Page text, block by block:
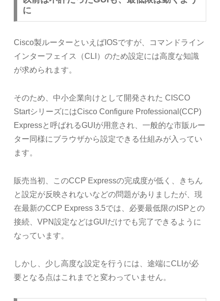
に
Cisco製ルーターといえばIOSですが、コマンドライン
インターフェイス（CLI）のため設定には高度な知識
が求められます。
そのため、中小企業向けとして開発された CISCO
StartシリーズにはCisco Configure Professional(CCP)
Expressと呼ばれるGUIが用意され、一般的な市販ルー
ター同様にブラウザから設定できる仕組みが入ってい
ます。
販売当初、このCCP Expressの完成度が低く、きちん
と設定が反映されないなどの問題がありましたが、現
在最新のCCP Express 3.5では、必要最低限のISPとの
接続、VPN設定などはGUIだけでも完了できるように
なっています。
しかし、少し高度な設定を行うには、途端にCLIが必
要となる点はこれまでと変わっていません。